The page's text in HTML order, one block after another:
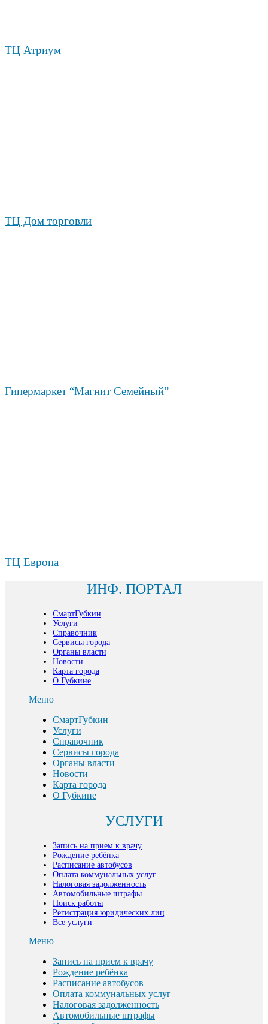
ТЦ Атриум
ТЦ Дом торговли
Гипермаркет “Магнит Семейный”
ТЦ Европа
ИНФ. ПОРТАЛ
СмартГубкин
Услуги
Справочник
Сервисы города
Органы власти
Новости
Карта города
О Губкине
Меню
СмартГубкин
Услуги
Справочник
Сервисы города
Органы власти
Новости
Карта города
О Губкине
УСЛУГИ
Запись на прием к врачу
Рождение ребёнка
Расписание автобусов
Оплата коммунальных услуг
Налоговая задолженность
Автомобильные штрафы
Поиск работы
Регистрация юридических лиц
Все услуги
Меню
Запись на прием к врачу
Рождение ребёнка
Расписание автобусов
Оплата коммунальных услуг
Налоговая задолженность
Автомобильные штрафы